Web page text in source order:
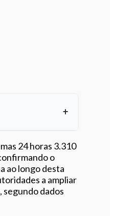
artigo24 horas 3.310
o
ao longo desta
a ampliar
segundo dados